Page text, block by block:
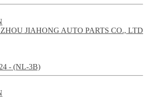
JIAHONG AUTO PARTS CO., LTD
- (NL-3B)